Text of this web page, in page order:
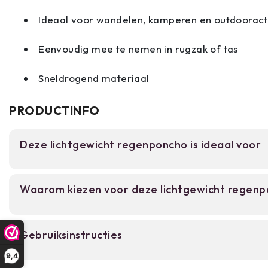
9,4
Ideaal voor wandelen, kamperen en
Eenvoudig mee te nemen in rugzak of tas
Sneldrogend materiaal
PRODUCTINFO
Deze lichtgewicht regenponcho is ideaal voor
regenbescherming nodig hebben zonder veel
een lichte, compact opbergbare regenponcho wilt
Waarom kiezen voor deze lichtgewicht
Waterdicht PVC materiaal houdt je droog
Gebruiksinstructies